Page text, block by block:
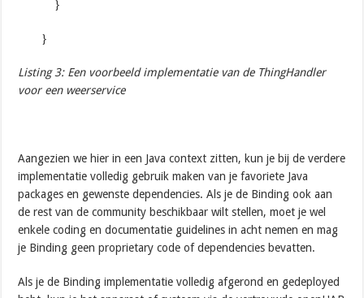
}
}
Listing 3: Een voorbeeld implementatie van de ThingHandler
voor een weerservice
Aangezien we hier in een Java context zitten, kun je bij de verdere
implementatie volledig gebruik maken van je favoriete Java
packages en gewenste dependencies. Als je de Binding ook aan
de rest van de community beschikbaar wilt stellen, moet je wel
enkele coding en documentatie guidelines in acht nemen en mag
je Binding geen proprietary code of dependencies bevatten.
Als je de Binding implementatie volledig afgerond en gedeployed